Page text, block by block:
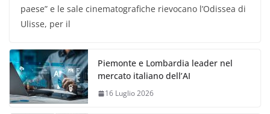
paese” e le sale cinematografiche rievocano l’Odissea di
Ulisse, per il
Piemonte e Lombardia leader nel
mercato italiano dell’AI
16 Luglio 2026